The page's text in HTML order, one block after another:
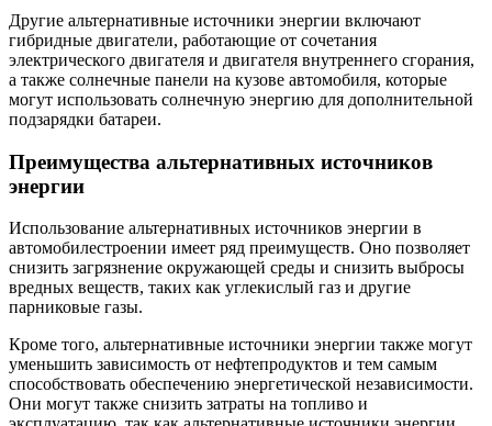
Другие альтернативные источники энергии включают
гибридные двигатели, работающие от сочетания
электрического двигателя и двигателя внутреннего сгорания,
а также солнечные панели на кузове автомобиля, которые
могут использовать солнечную энергию для дополнительной
подзарядки батареи.
Преимущества альтернативных источников
энергии
Использование альтернативных источников энергии в
автомобилестроении имеет ряд преимуществ. Оно позволяет
снизить загрязнение окружающей среды и снизить выбросы
вредных веществ, таких как углекислый газ и другие
парниковые газы.
Кроме того, альтернативные источники энергии также могут
уменьшить зависимость от нефтепродуктов и тем самым
способствовать обеспечению энергетической независимости.
Они могут также снизить затраты на топливо и